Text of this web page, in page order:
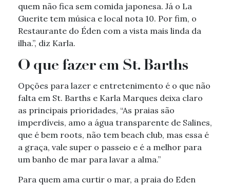
quem não fica sem comida japonesa. Já o La
Guerite tem música e local nota 10. Por fim, o
Restaurante do Éden com a vista mais linda da
ilha.”, diz Karla.
O que fazer em St. Barths
Opções para lazer e entretenimento é o que não
falta em St. Barths e Karla Marques deixa claro
as principais prioridades, “As praias são
imperdíveis, amo a água transparente de Salines,
que é bem roots, não tem beach club, mas essa é
a graça, vale super o passeio e é a melhor para
um banho de mar para lavar a alma.”
Para quem ama curtir o mar, a praia do Eden